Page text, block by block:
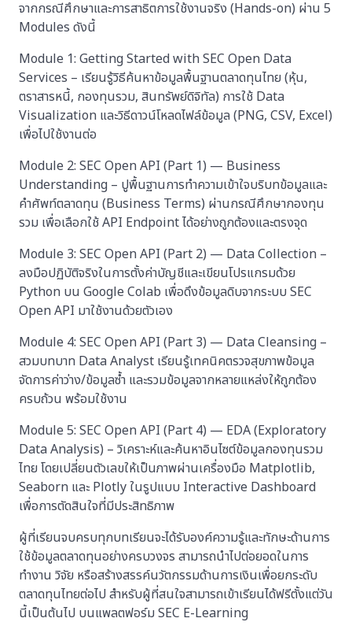
จากกรณีศึกษาและการสาธิตการใช้งานจริง (Hands-on) ผ่าน 5
Modules ดังนี้
Module 1: Getting Started with SEC Open Data
Services – เรียนรู้วิธีค้นหาข้อมูลพื้นฐานตลาดทุนไทย (หุ้น,
ตราสารหนี้, กองทุนรวม, สินทรัพย์ดิจิทัล) การใช้ Data
Visualization และวิธีดาวน์โหลดไฟล์ข้อมูล (PNG, CSV, Excel)
เพื่อไปใช้งานต่อ
Module 2: SEC Open API (Part 1) — Business
Understanding – ปูพื้นฐานการทำความเข้าใจบริบทข้อมูลและ
คำศัพท์ตลาดทุน (Business Terms) ผ่านกรณีศึกษากองทุน
รวม เพื่อเลือกใช้ API Endpoint ได้อย่างถูกต้องและตรงจุด
Module 3: SEC Open API (Part 2) — Data Collection –
ลงมือปฏิบัติจริงในการตั้งค่าบัญชีและเขียนโปรแกรมด้วย
Python บน Google Colab เพื่อดึงข้อมูลดิบจากระบบ SEC
Open API มาใช้งานด้วยตัวเอง
Module 4: SEC Open API (Part 3) — Data Cleansing –
สวมบทบาท Data Analyst เรียนรู้เทคนิคตรวจสุขภาพข้อมูล
จัดการค่าว่าง/ข้อมูลซ้ำ และรวมข้อมูลจากหลายแหล่งให้ถูกต้อง
ครบถ้วน พร้อมใช้งาน
Module 5: SEC Open API (Part 4) — EDA (Exploratory
Data Analysis) – วิเคราะห์และค้นหาอินไซต์ข้อมูลกองทุนรวม
ไทย โดยเปลี่ยนตัวเลขให้เป็นภาพผ่านเครื่องมือ Matplotlib,
Seaborn และ Plotly ในรูปแบบ Interactive Dashboard
เพื่อการตัดสินใจที่มีประสิทธิภาพ
ผู้ที่เรียนจบครบทุกบทเรียนจะได้รับองค์ความรู้และทักษะด้านการ
ใช้ข้อมูลตลาดทุนอย่างครบวงจร สามารถนำไปต่อยอดในการ
ทำงาน วิจัย หรือสร้างสรรค์นวัตกรรมด้านการเงินเพื่อยกระดับ
ตลาดทุนไทยต่อไป สำหรับผู้ที่สนใจสามารถเข้าเรียนได้ฟรีตั้งแต่วัน
นี้เป็นต้นไป บนแพลตฟอร์ม SEC E-Learning